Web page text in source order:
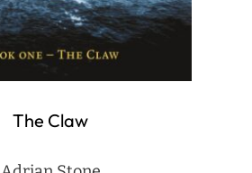
The Claw